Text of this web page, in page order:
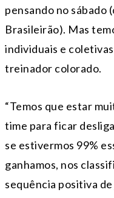
pensando no sábado
Brasileirão). Mas
individuais e
treinador colorado.
“Temos que estar
time para ficar
se estivermos 99%
ganhamos, nos
sequência positiva